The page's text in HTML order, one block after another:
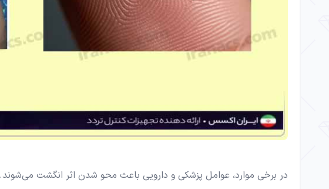
در برخی موارد، عوامل پزشکی و دارویی باعث محو شدن اثر انگشت می‌شوند.